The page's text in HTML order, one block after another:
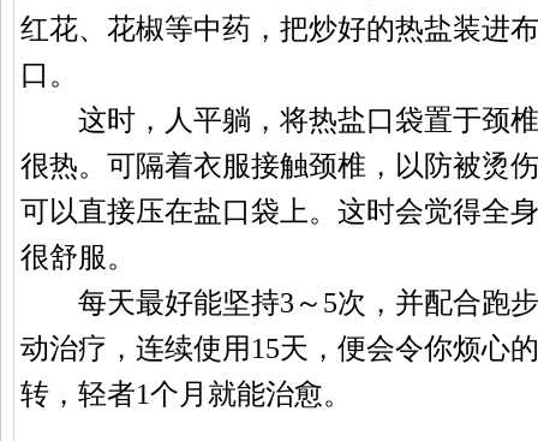
红花、花椒等中药，把炒好的热盐装进
口。
这时，人平躺，将热盐口袋置于颈椎
很热。可隔着衣服接触颈椎，以防被烫
可以直接压在盐口袋上。这时会觉得全
很舒服。
每天最好能坚持3～5次，并配合跑步
动治疗，连续使用15天，便会令你烦心
转，轻者1个月就能治愈。